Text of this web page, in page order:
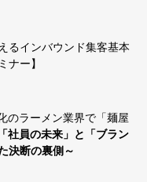
るインバウンド集客基本
ナー】
のラーメン業界で「麺屋
社員の未来」と「ブラン
決断の裏側～